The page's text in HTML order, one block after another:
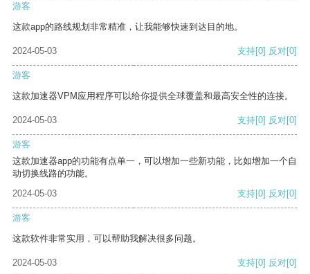
游客
这款app的路线规划非常精准，让我能够快速到达目的地。
2024-05-03 支持[0] 反对[0]
游客
这款加速器VPM应用程序可以给你提供全球覆盖和最高安全性的连接。
2024-05-03 支持[0] 反对[0]
游客
这款加速器app的功能有点单一，可以增加一些新功能，比如增加一个自
动切换线路的功能。
2024-05-03
支持[0] 反对[0]
游客
这款软件非常实用，可以帮助我解决很多问题。
2024-05-03 支持[0] 反对[0]